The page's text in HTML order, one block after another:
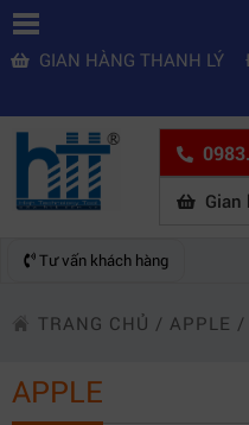
GIAN HÀNG THANH LÝ
Tư vấn khách hàng
TRANG CHỦ / APPLE /
APPLE